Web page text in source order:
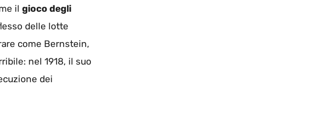
il gioco degli
delle lotte
come Bernstein,
nel 1918, il suo
dei